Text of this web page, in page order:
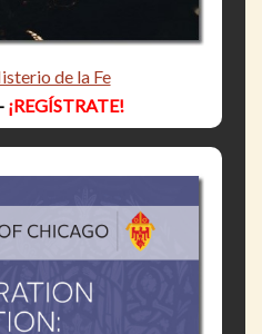
de la Fe
¡REGÍSTRATE!